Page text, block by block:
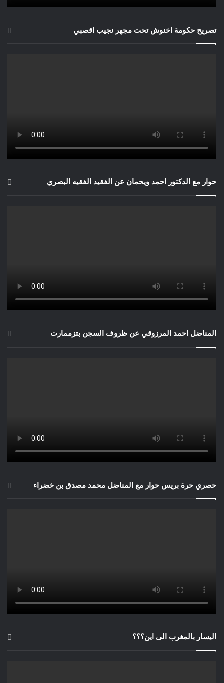
تصريح حكومة اخنوش تحت مجهر نجيب اقصبي
حوار مع الدكتور احمد ويحمان عن الفقيد الفقيه البصري
المناضل احمد المرزوقي عن ظروف السجن بتزممارت
حصري حرة بريس حوار مع المناضل محمد مصدق بن خضراء
اليسار بالمغرب الى اين؟؟؟